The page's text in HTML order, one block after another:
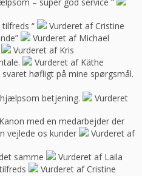
– super god service “
tilfreds “
Vurderet af Cristine
Vurderet af Michael
Vurderet af Kris
Vurderet af Käthe
høfligt på mine spørgsmål.
betjening.
Vurderet
med en medarbejder der
vejlede os kunder
Vurderet af
samme
Vurderet af Laila
Vurderet af Cristine